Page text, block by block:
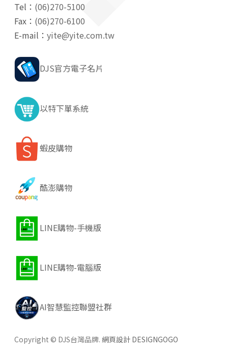
Tel： (06)270-5100
Fax： (06)270-6100
E-mail： yite@yite.com.tw
DJS官方電子名片
以特下單系統
蝦皮購物
酷澎購物
LINE購物-手機版
LINE購物-電腦版
AI智慧監控聯盟社群
Copyright © DJS台灣品牌. 網頁設計 DESIGNGOGO